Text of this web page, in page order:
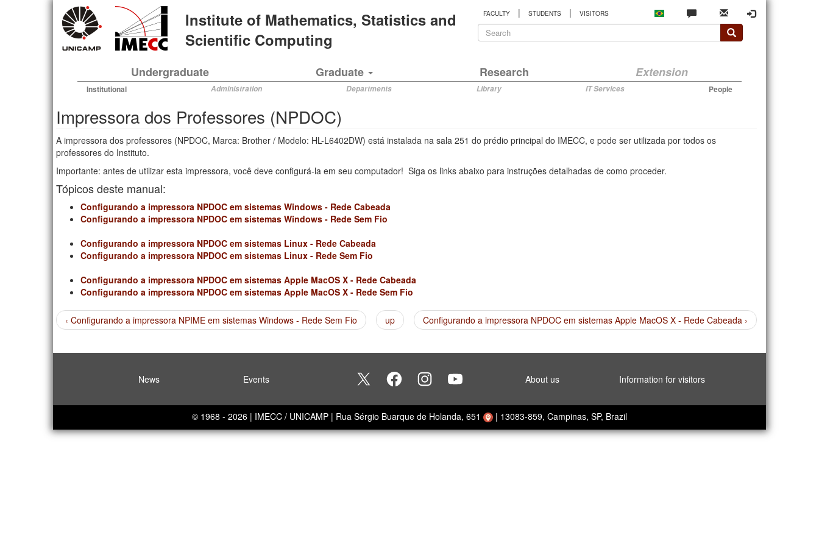
Institute of Mathematics, Statistics and
Scientific Computing
FACULTY | STUDENTS | VISITORS
Search
Undergraduate Graduate Research Extension
Institutional Administration Departments Library IT Services People
Impressora dos Professores (NPDOC)
A impressora dos professores (NPDOC, Marca: Brother / Modelo: HL-L6402DW) está instalada na sala 251 do prédio principal do IMECC, e pode ser utilizada por todos os
professores do Instituto.
Importante: antes de utilizar esta impressora, você deve configurá-la em seu computador! Siga os links abaixo para instruções detalhadas de como proceder.
Tópicos deste manual:
Configurando a impressora NPDOC em sistemas Windows - Rede Cabeada
Configurando a impressora NPDOC em sistemas Windows - Rede Sem Fio
Configurando a impressora NPDOC em sistemas Linux - Rede Cabeada
Configurando a impressora NPDOC em sistemas Linux - Rede Sem Fio
Configurando a impressora NPDOC em sistemas Apple MacOS X - Rede Cabeada
Configurando a impressora NPDOC em sistemas Apple MacOS X - Rede Sem Fio
‹ Configurando a impressora NPIME em sistemas Windows - Rede Sem Fio up Configurando a impressora NPDOC em sistemas Apple MacOS X - Rede Cabeada ›
News Events About us Information for visitors
© 1968 - 2026 | IMECC / UNICAMP | Rua Sérgio Buarque de Holanda, 651 | 13083-859, Campinas, SP, Brazil